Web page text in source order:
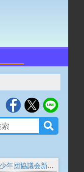
2026年山形県野球スポーツ少年団協議会新庄最上支部新人交流大会